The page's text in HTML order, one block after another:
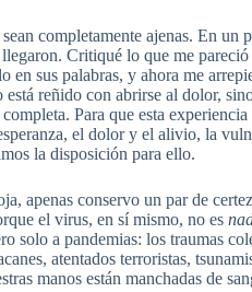
completamente ajenas. En
Critiqué lo que me
en sus palabras, y ahora me
está reñido con abrirse al dolor,
Para que esta
el dolor y el alivio, la
la disposición para ello.
apenas conservo un par de
el virus, en sí mismo, no es
solo a pandemias: los traumas
atentados terroristas,
manos están manchadas de